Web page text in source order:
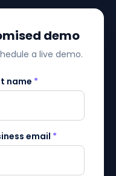
demo
a live demo.
name *
email *